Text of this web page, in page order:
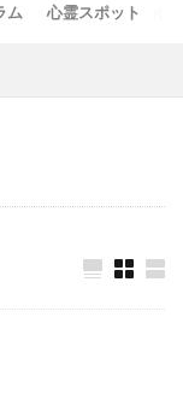
ム 心霊スポット